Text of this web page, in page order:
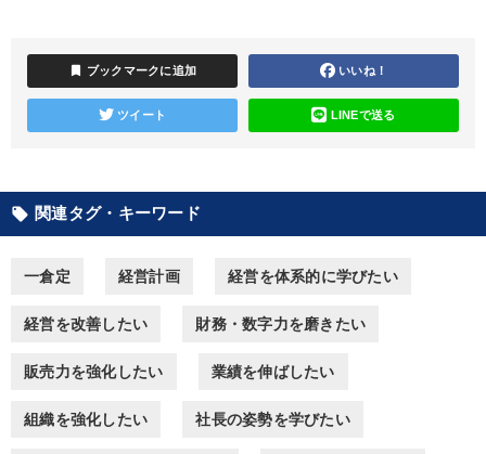
bookmark ブックマークに追加 いいね！
ツイート LINEで送る
local_offer 関連タグ・キーワード
一倉定 経営計画 経営を体系的に学びたい
経営を改善したい 財務・数字力を磨きたい
販売力を強化したい 業績を伸ばしたい
組織を強化したい 社長の姿勢を学びたい